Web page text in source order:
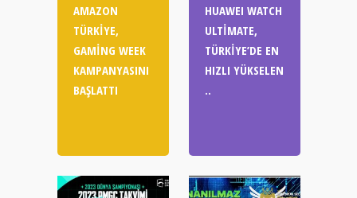
AMAZON
TÜRKIYE,
GAMING WEEK
KAMPANYASINI
BAŞLATTI
HUAWEI WATCH
ULTIMATE,
TÜRKIYE’DE EN
HIZLI YÜKSELEN
..